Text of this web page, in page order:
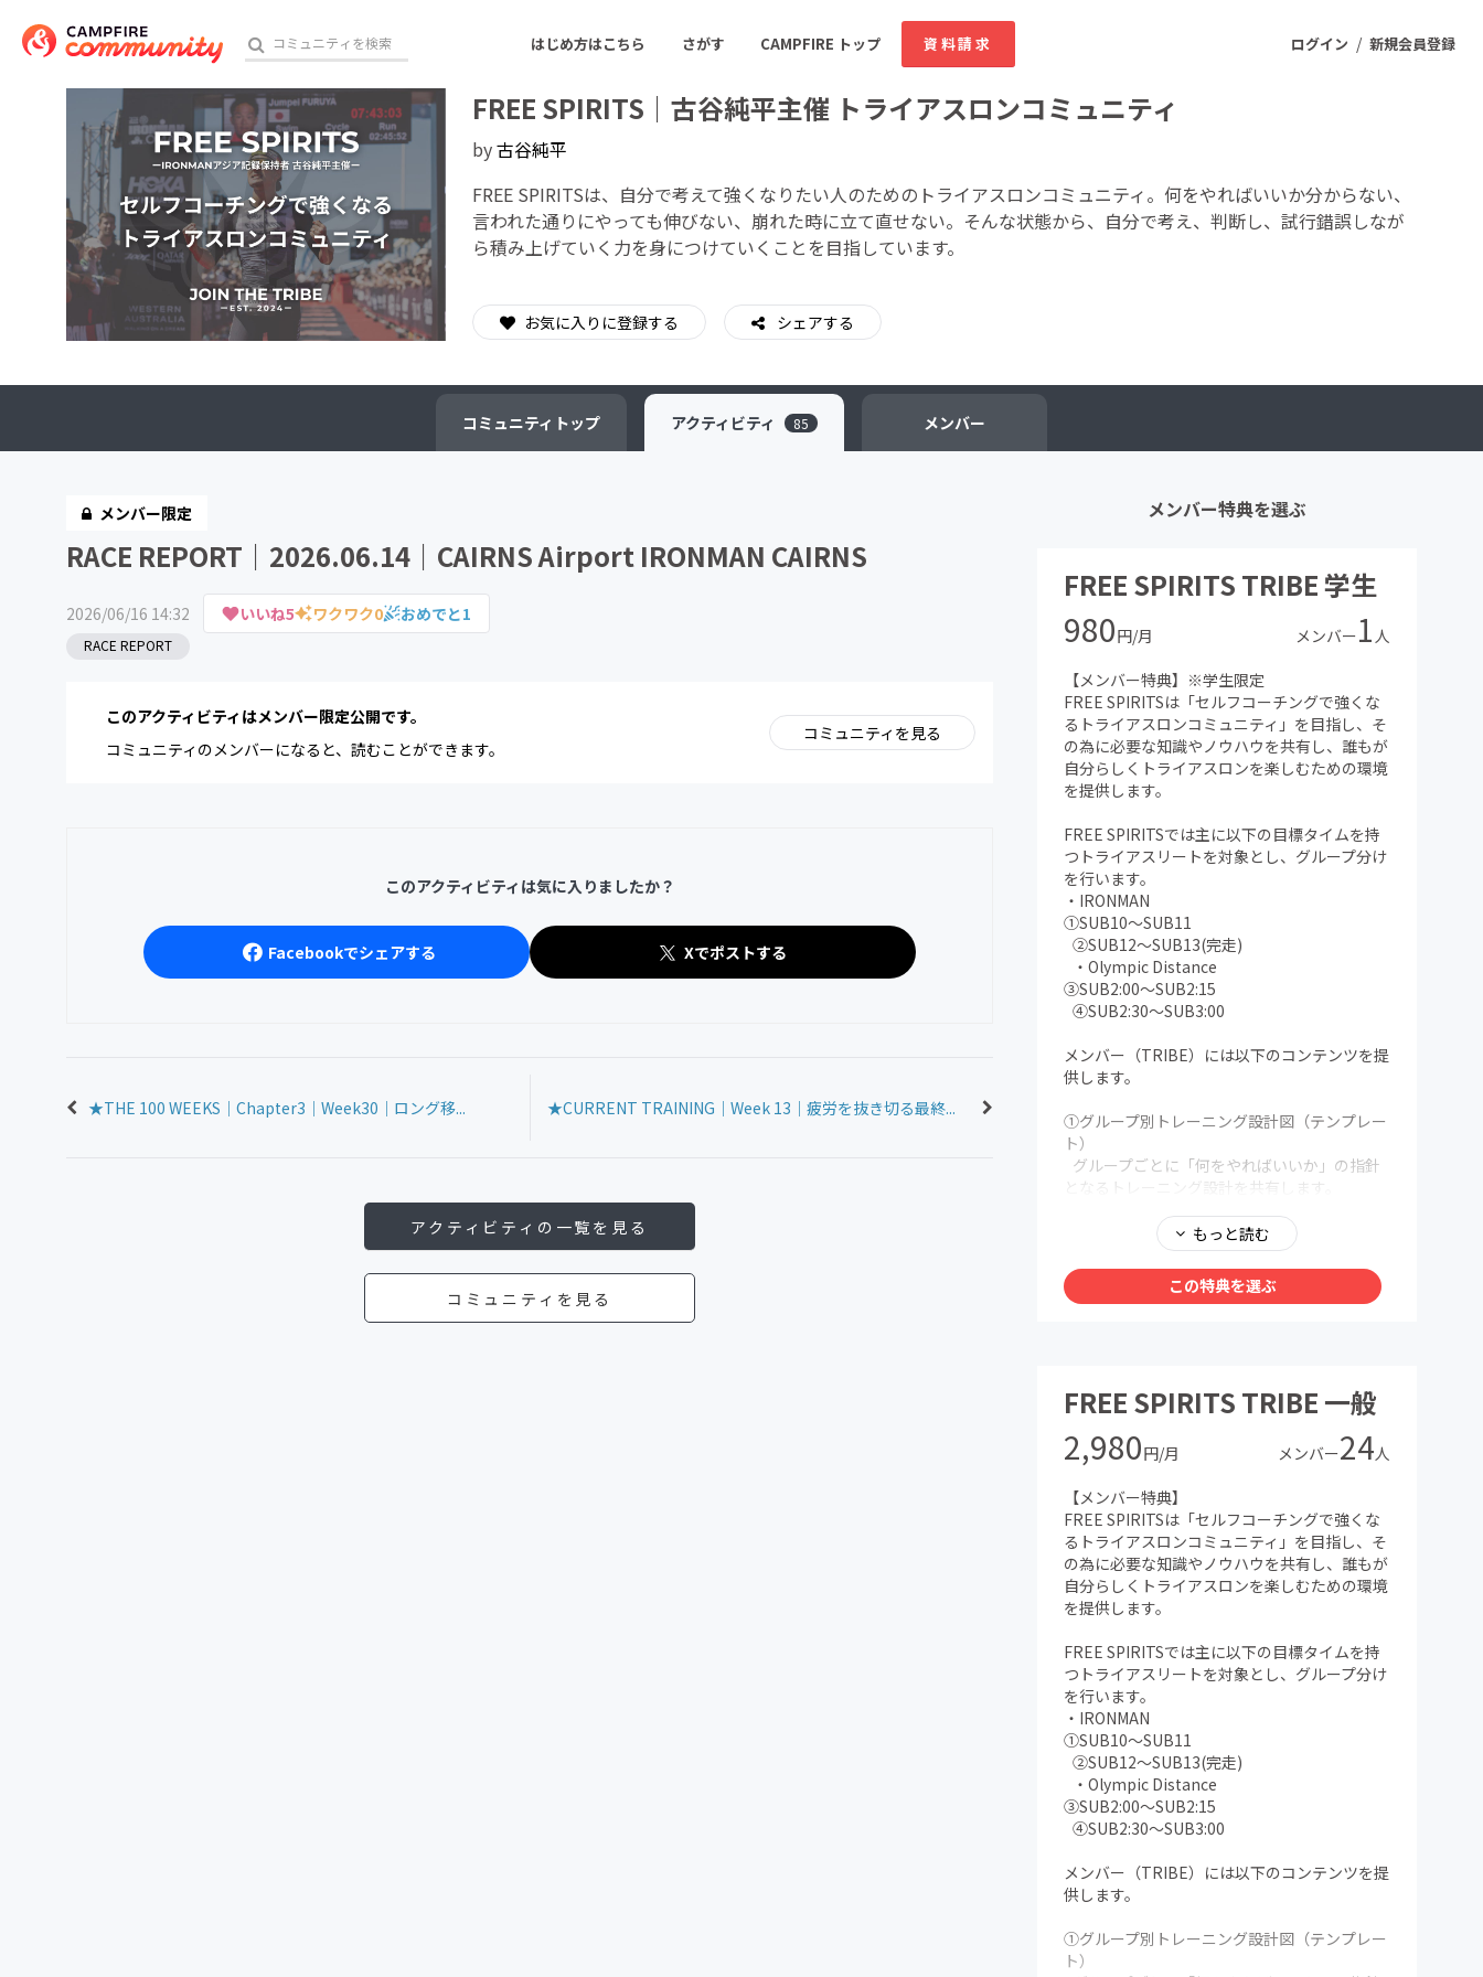
ログイン / 新規会員登録
はじめ方はこちら さがす CAMPFIRE トップ 資料請求
おすすめのコミュニティ 人気のコミュニティ 新着のコミュニティ
アート・写真
テクノロジー・ガジェット
ゲーム・サービス開発 フード・飲食店
ソーシャルグッド ビューティー・ヘルスケア
チャレンジ
FREE SPIRITS｜古谷純平主催 トライアスロンコミュニティ
by古谷純平
FREE SPIRITSは、自分で考えて強くなりたい人のためのトライアスロンコミュニティ。何をやればいいか分からない、
言われた通りにやっても伸びない、崩れた時に立て直せない。そんな状態から、自分で考え、判断し、試行錯誤しなが
ら積み上げていく力を身につけていくことを目指しています。
お気に入りに登録する シェアする
コミュニティ トップ アクティビティ 85 メンバー
メンバー限定
RACE REPORT｜2026.06.14｜CAIRNS Airport IRONMAN CAIRNS
2026/06/16 14:32 いいね5 ワクワク0 おめでと1
RACE REPORT
このアクティビティはメンバー限定公開です。
コミュニティのメンバーになると、読むことができます。
コミュニティを見る
このアクティビティは気に入りましたか？
Facebookでシェアする Xでポストする
★THE 100 WEEKS｜Chapter3｜Week30｜ロング移... ★CURRENT TRAINING｜Week 13｜疲労を抜き切る最終...
アクティビティの一覧を見る
コミュニティを見る
メンバー特典を選ぶ
FREE SPIRITS TRIBE 学生
980円/月 メンバー1 人
【メンバー特典】※学生限定
FREE SPIRITSは「セルフコーチングで強くな
るトライアスロンコミュニティ」を目指し、そ
の為に必要な知識やノウハウを共有し、誰もが
自分らしくトライアスロンを楽しむための環境
を提供します。
FREE SPIRITSでは主に以下の目標タイムを持
つトライアスリートを対象とし、グループ分け
を行います。
・IRONMAN
①SUB10〜SUB11
②SUB12〜SUB13(完走)
・Olympic Distance
③SUB2:00〜SUB2:15
④SUB2:30〜SUB3:00
メンバー（TRIBE）には以下のコンテンツを提
供します。
①グループ別トレーニング設計図（テンプレー
ト）
グループごとに「何をやればいいか」の指針
となるトレーニング設計を共有します。
ゾーンの割合、今月のテーマ、推奨練習例など
を提示します。
メニューを与えるのではなく、自分で考えて
組み立てるための指針を提供します。
週ごとのメニュー、トレーニング時間、当時考
ことができます。
③毎週のトレーニングログ公開
現在のトレーニングも毎週更新。
トレーニング内容、時間、意図、コンディショ
ンや気づきなどトップアスリートのリアルを共
有します。
TIPS
トレーニング理論、レース戦略、強度設定、コ
ンディショニング、ケア方法などセルフコーチ
ングのヒントを共有します。
⑤コミュニティチャット参加（LINEオープンチ
ャット）
主催者への質問を随時受け付けており、メンバ
ー同士での情報交換など自由にコミュニケーシ
⑥オンラインインドアバイクセッション（月
オンラインで参加できるインドアバイクトレー
ニングを開催予定。
もっと読む
この特典を選ぶ
FREE SPIRITS TRIBE 一般
2,980円/月 メンバー24人
【メンバー特典】
FREE SPIRITSは「セルフコーチングで強くな
るトライアスロンコミュニティ」を目指し、そ
の為に必要な知識やノウハウを共有し、誰もが
自分らしくトライアスロンを楽しむための環境
を提供します。
FREE SPIRITSでは主に以下の目標タイムを持
つトライアスリートを対象とし、グループ分け
を行います。
・IRONMAN
①SUB10〜SUB11
②SUB12〜SUB13(完走)
・Olympic Distance
③SUB2:00〜SUB2:15
④SUB2:30〜SUB3:00
メンバー（TRIBE）には以下のコンテンツを提
供します。
①グループ別トレーニング設計図（テンプレー
ト）